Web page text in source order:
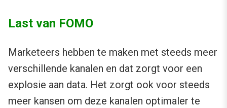
Last van FOMO
Marketeers hebben te maken met steeds meer
verschillende kanalen en dat zorgt voor een
explosie aan data. Het zorgt ook voor steeds
meer kansen om deze kanalen optimaler te